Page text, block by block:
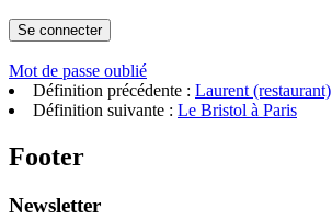
Mot de passe oublié
Définition précédente : Laurent (restaurant)
Définition suivante : Le Bristol à Paris
Footer
Newsletter